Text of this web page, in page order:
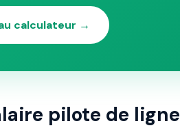
calculateur →
pilote de ligne